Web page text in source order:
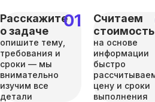
Расскажите
о задаче
опишите тему,
требования и
сроки — мы
внимательно
изучим все
детали
Считаем
стоимость
на основе
информации
быстро
цену и сроки
выполнения